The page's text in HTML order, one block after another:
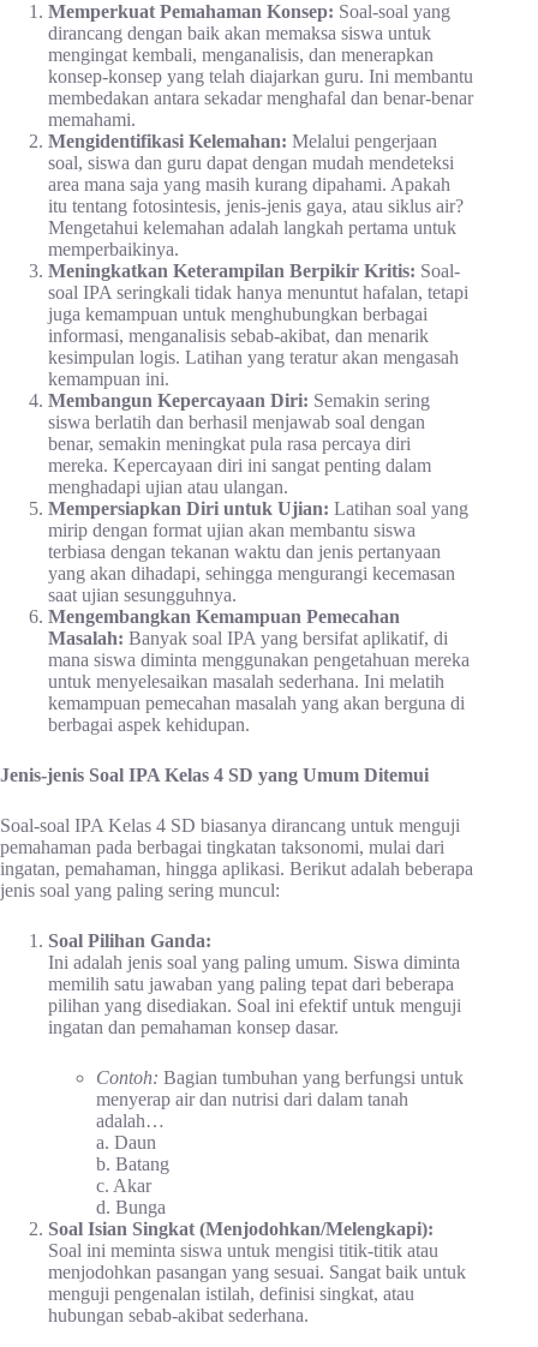
Memperkuat Pemahaman Konsep: Soal-soal yang
dirancang dengan baik akan memaksa siswa untuk
mengingat kembali, menganalisis, dan menerapkan
konsep-konsep yang telah diajarkan guru. Ini membantu
membedakan antara sekadar menghafal dan benar-benar
memahami.
Mengidentifikasi Kelemahan: Melalui pengerjaan
soal, siswa dan guru dapat dengan mudah mendeteksi
area mana saja yang masih kurang dipahami. Apakah
itu tentang fotosintesis, jenis-jenis gaya, atau siklus air?
Mengetahui kelemahan adalah langkah pertama untuk
memperbaikinya.
Meningkatkan Keterampilan Berpikir Kritis: Soal-
soal IPA seringkali tidak hanya menuntut hafalan, tetapi
juga kemampuan untuk menghubungkan berbagai
informasi, menganalisis sebab-akibat, dan menarik
kesimpulan logis. Latihan yang teratur akan mengasah
kemampuan ini.
Membangun Kepercayaan Diri: Semakin sering
siswa berlatih dan berhasil menjawab soal dengan
benar, semakin meningkat pula rasa percaya diri
mereka. Kepercayaan diri ini sangat penting dalam
menghadapi ujian atau ulangan.
Mempersiapkan Diri untuk Ujian: Latihan soal yang
mirip dengan format ujian akan membantu siswa
terbiasa dengan tekanan waktu dan jenis pertanyaan
yang akan dihadapi, sehingga mengurangi kecemasan
saat ujian sesungguhnya.
Mengembangkan Kemampuan Pemecahan
Masalah: Banyak soal IPA yang bersifat aplikatif, di
mana siswa diminta menggunakan pengetahuan mereka
untuk menyelesaikan masalah sederhana. Ini melatih
kemampuan pemecahan masalah yang akan berguna di
berbagai aspek kehidupan.
Jenis-jenis Soal IPA Kelas 4 SD yang Umum Ditemui
Soal-soal IPA Kelas 4 SD biasanya dirancang untuk menguji
pemahaman pada berbagai tingkatan taksonomi, mulai dari
ingatan, pemahaman, hingga aplikasi. Berikut adalah beberapa
jenis soal yang paling sering muncul:
Soal Pilihan Ganda:
Ini adalah jenis soal yang paling umum. Siswa diminta
memilih satu jawaban yang paling tepat dari beberapa
pilihan yang disediakan. Soal ini efektif untuk menguji
ingatan dan pemahaman konsep dasar.
Contoh: Bagian tumbuhan yang berfungsi untuk
menyerap air dan nutrisi dari dalam tanah
adalah…
a. Daun
b. Batang
c. Akar
d. Bunga
Soal Isian Singkat (Menjodohkan/Melengkapi):
Soal ini meminta siswa untuk mengisi titik-titik atau
menjodohkan pasangan yang sesuai. Sangat baik untuk
menguji pengenalan istilah, definisi singkat, atau
hubungan sebab-akibat sederhana.